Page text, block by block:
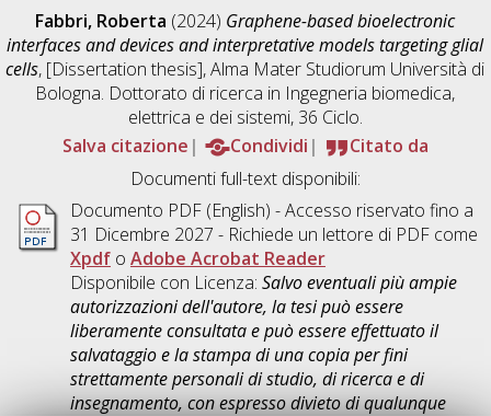
Fabbri, Roberta (2024) Graphene-based bioelectronic
interfaces and devices and interpretative models targeting glial
cells, [Dissertation thesis], Alma Mater Studiorum Università di
Bologna. Dottorato di ricerca in Ingegneria biomedica,
elettrica e dei sistemi, 36 Ciclo.
Salva citazione
Condividi
Citato da
Documenti full-text disponibili:
Documento PDF(English) - Accesso riservato fino a
31 Dicembre 2027 - Richiede un lettore di PDF come
Xpdfo Adobe Acrobat Reader
Disponibile con Licenza: Salvo eventuali più ampie
autorizzazioni dell'autore, la tesi può essere
liberamente consultata e può essere effettuato il
salvataggio e la stampa di una copia per fini
strettamente personali di studio, di ricerca e di
insegnamento, con espresso divieto di qualunque